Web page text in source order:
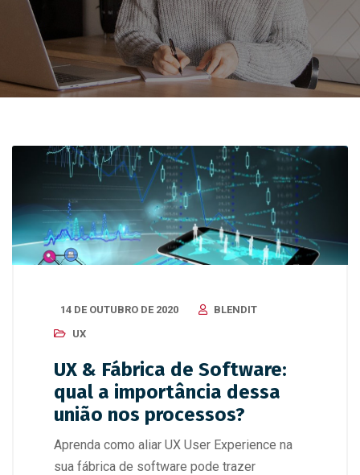
14 DE OUTUBRO DE 2020
BLENDIT
UX
UX & Fábrica de Software:
qual a importância dessa
união nos processos?
Aprenda como aliar UX User Experience na
sua fábrica de software pode trazer